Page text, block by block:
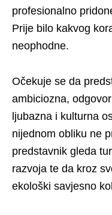
profesionalno
Prije bilo kakvog
neophodne.
Očekuje se da
ambiciozna,
ljubazna i kulturna
nijednom obliku ne
predstavnik gleda
razvoja te da kroz
ekološki savjesno